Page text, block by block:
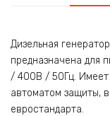
Дизельная
предназначена для
/ 400В / 50Гц. Имеет
автоматом защиты,
евростандарта.